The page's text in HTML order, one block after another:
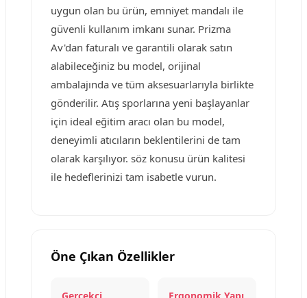
uygun olan bu ürün, emniyet mandalı ile
güvenli kullanım imkanı sunar. Prizma
Av'dan faturalı ve garantili olarak satın
alabileceğiniz bu model, orijinal
ambalajında ve tüm aksesuarlarıyla birlikte
gönderilir. Atış sporlarına yeni başlayanlar
için ideal eğitim aracı olan bu model,
deneyimli atıcıların beklentilerini de tam
olarak karşılıyor. söz konusu ürün kalitesi
ile hedeflerinizi tam isabetle vurun.
Öne Çıkan Özellikler